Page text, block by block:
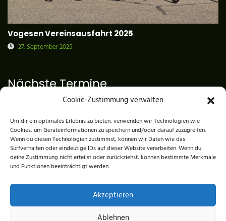
Cookie-Zustimmung verwalten
Um dir ein optimales Erlebnis zu bieten, verwenden wir Technologien wie
Cookies, um Geräteinformationen zu speichern und/oder darauf zuzugreifen.
Wenn du diesen Technologien zustimmst, können wir Daten wie das
Surfverhalten oder eindeutige IDs auf dieser Website verarbeiten. Wenn du
deine Zustimmung nicht erteilst oder zurückziehst, können bestimmte Merkmale
und Funktionen beeinträchtigt werden.
Akzeptieren
Ablehnen
Vogesen Vereinsausfahrt 2025
27. September 2025
Nächste Termine
MTB TRAINING KIDS
11 Aug. ,Treffpunkt Trainingsgelände Schwimmbad
RENNRADTRAINING 2026
16 Aug. ,Treffpunkt: Edeka Herbolzheim
MTB TRAINING KIDS